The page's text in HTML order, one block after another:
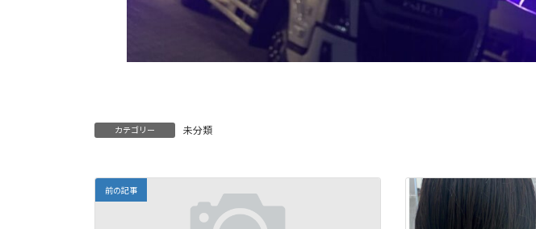
カテゴリー 未分類
前の記事